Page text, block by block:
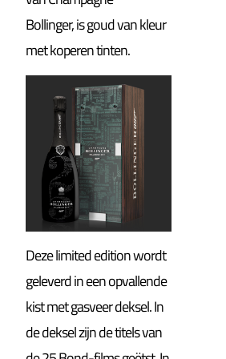
Bollinger, is goud van kleur
met koperen tinten.
Deze limited edition wordt
geleverd in een opvallende
kist met gasveer deksel. In
de deksel zijn de titels van